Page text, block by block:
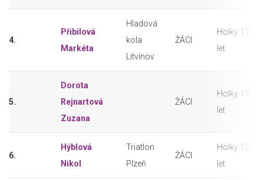
4.
Přibilová
Markéta
Hladová
kola
Litvínov
ŽÁCI
Holky 12-13
let
5.
Dorota
Rejnartová
Zuzana
ŽÁCI
Holky 12-13
let
6.
Hýblová
Nikol
Triatlon
Plzeň
ŽÁCI
Holky 12-13
let